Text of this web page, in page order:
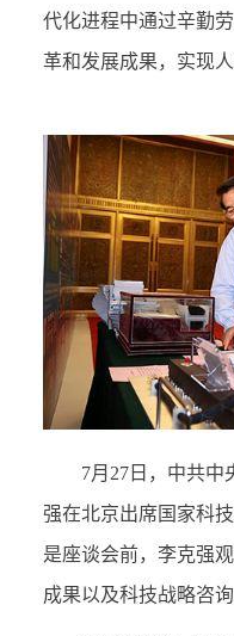
代化进程中通过辛勤
革和发展成果，实现
7月27日，中共中
强在北京出席国家科
是座谈会前，李克强
成果以及科技战略咨